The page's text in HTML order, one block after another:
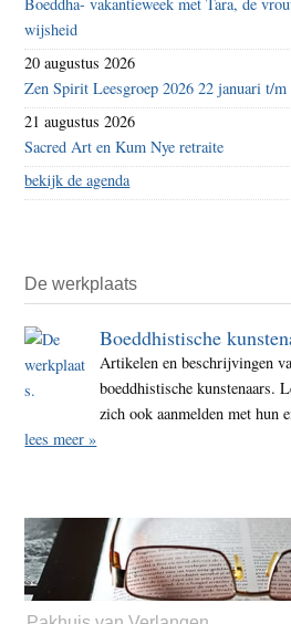
wijsheid
20 augustus 2026
Zen Spirit Leesgroep 2026 22 januari t/
21 augustus 2026
Sacred Art en Kum Nye retraite
bekijk de agenda
De werkplaats
Boeddhistische
Artikelen en beschrijvingen
boeddhistische kunstenaars.
zich ook aanmelden met hun
lees meer »